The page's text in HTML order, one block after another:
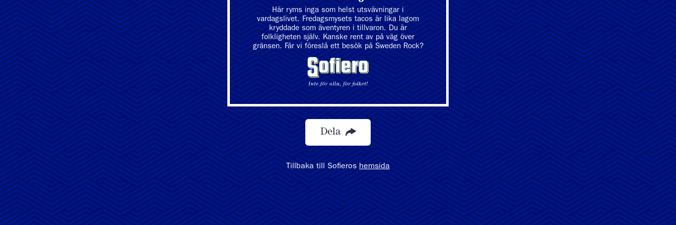
Här ryms inga som helst utsvävningar i
vardagslivet. Fredagsmysets tacos är lika lagom
kryddade som äventyren i tillvaron. Du är
folkligheten själv. Kanske rent av på väg över
gränsen. Får vi föreslå ett besök på Sweden Rock?
Dela
Tillbaka till Sofieroshemsida